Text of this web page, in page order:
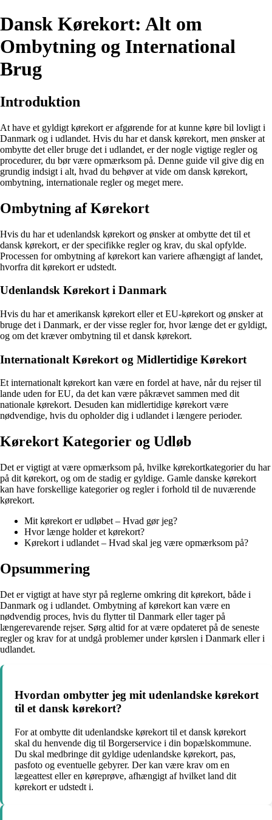
Dansk Kørekort: Alt om
Ombytning og International
Brug
Introduktion
At have et gyldigt kørekort er afgørende for at kunne køre bil lovligt i
Danmark og i udlandet. Hvis du har et dansk kørekort, men ønsker at
ombytte det eller bruge det i udlandet, er der nogle vigtige regler og
procedurer, du bør være opmærksom på. Denne guide vil give dig en
grundig indsigt i alt, hvad du behøver at vide om dansk kørekort,
ombytning, internationale regler og meget mere.
Ombytning af Kørekort
Hvis du har et udenlandsk kørekort og ønsker at ombytte det til et
dansk kørekort, er der specifikke regler og krav, du skal opfylde.
Processen for ombytning af kørekort kan variere afhængigt af landet,
hvorfra dit kørekort er udstedt.
Udenlandsk Kørekort i Danmark
Hvis du har et amerikansk kørekort eller et EU-kørekort og ønsker at
bruge det i Danmark, er der visse regler for, hvor længe det er gyldigt,
og om det kræver ombytning til et dansk kørekort.
Internationalt Kørekort og Midlertidige Kørekort
Et internationalt kørekort kan være en fordel at have, når du rejser til
lande uden for EU, da det kan være påkrævet sammen med dit
nationale kørekort. Desuden kan midlertidige kørekort være
nødvendige, hvis du opholder dig i udlandet i længere perioder.
Kørekort Kategorier og Udløb
Det er vigtigt at være opmærksom på, hvilke kørekortkategorier du har
på dit kørekort, og om de stadig er gyldige. Gamle danske kørekort
kan have forskellige kategorier og regler i forhold til de nuværende
kørekort.
Mit kørekort er udløbet – Hvad gør jeg?
Hvor længe holder et kørekort?
Kørekort i udlandet – Hvad skal jeg være opmærksom på?
Opsummering
Det er vigtigt at have styr på reglerne omkring dit kørekort, både i
Danmark og i udlandet. Ombytning af kørekort kan være en
nødvendig proces, hvis du flytter til Danmark eller tager på
længerevarende rejser. Sørg altid for at være opdateret på de seneste
regler og krav for at undgå problemer under kørslen i Danmark eller i
udlandet.
Hvordan ombytter jeg mit udenlandske kørekort
til et dansk kørekort?
For at ombytte dit udenlandske kørekort til et dansk kørekort
skal du henvende dig til Borgerservice i din bopælskommune.
Du skal medbringe dit gyldige udenlandske kørekort, pas,
pasfoto og eventuelle gebyrer. Der kan være krav om en
lægeattest eller en køreprøve, afhængigt af hvilket land dit
kørekort er udstedt i.